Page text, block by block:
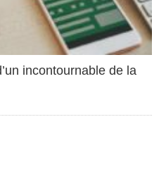
incontournable de la